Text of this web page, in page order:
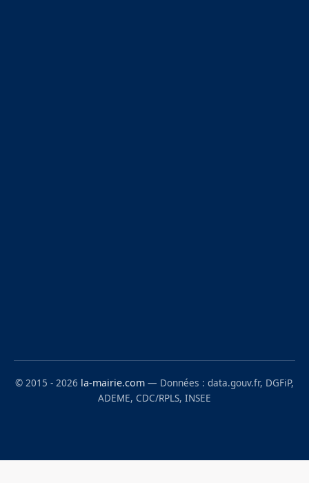
© 2015 - 2026 la-mairie.com — Données : data.gouv.fr, DGFiP,
ADEME, CDC/RPLS, INSEE